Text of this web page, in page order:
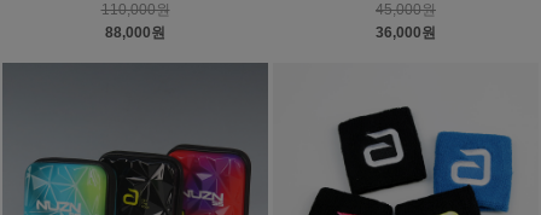
110,000원
88,000원
45,000원
36,000원